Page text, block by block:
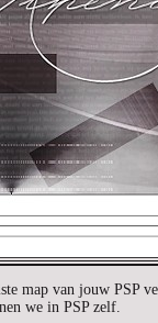
map van jouw PSP
we in PSP zelf.